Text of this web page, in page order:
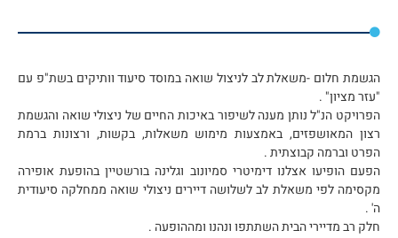
הגשמת חלום -משאלת לב לניצול שואה במוסד סיעוד וותיקים בשת"פ עם
"עזר מציון" .
הפרויקט הנ"ל נותן מענה לשיפור באיכות החיים של ניצולי שואה והגשמת
רצון המאושפזים, באמצעות מימוש משאלות, בקשות, ורצונות ברמת
הפרט וברמה קבוצתית .
הפעם הופיעו אצלנו דימיטרי סמיונוב וגלינה בורשטיין בהופעת אופירה
מקסימה לפי משאלת לב לשלושה דיירים ניצולי שואה ממחלקה סיעודית
ה' .
חלק רב מדיירי הבית השתתפו ונהנו ומההופעה .